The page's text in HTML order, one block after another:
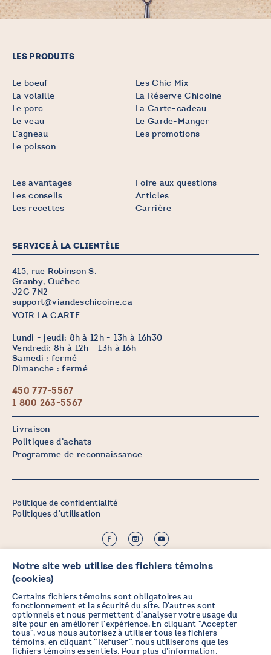
LES PRODUITS
Le boeuf
La volaille
Le porc
Le veau
L’agneau
Le poisson
Les Chic Mix
La Réserve Chicoine
La Carte-cadeau
Le Garde-Manger
Les promotions
Les avantages
Les conseils
Les recettes
Foire aux questions
Articles
Carrière
SERVICE À LA CLIENTÈLE
415, rue Robinson S.
Granby, Québec
J2G 7N2
support@viandeschicoine.ca
VOIR LA CARTE
Lundi - jeudi: 8h à 12h - 13h à 16h30
Vendredi: 8h à 12h - 13h à 16h
Samedi : fermé
Dimanche : fermé
450 777-5567
1 800 263-5567
Livraison
Politiques d’achats
Programme de reconnaissance
Crédit :Zen Branding, Design & Com.
Politique de confidentialité
Politiques d’utilisation
PRENEZ DES NOUVELLES EN
VOUS ABONNANT À L’INFOLETTRE
Notre site web utilise des fichiers témoins
(cookies)
Certains fichiers témoins sont obligatoires au
fonctionnement et la sécurité du site. D’autres sont
optionnels et nous permettent d’analyser votre usage du
site pour en améliorer l’expérience. En cliquant “Accepter
tous”, vous nous autorisez à utiliser tous les fichiers
témoins, en cliquant “Refuser”, nous utiliserons que les
fichiers témoins essentiels. Pour plus d’information,